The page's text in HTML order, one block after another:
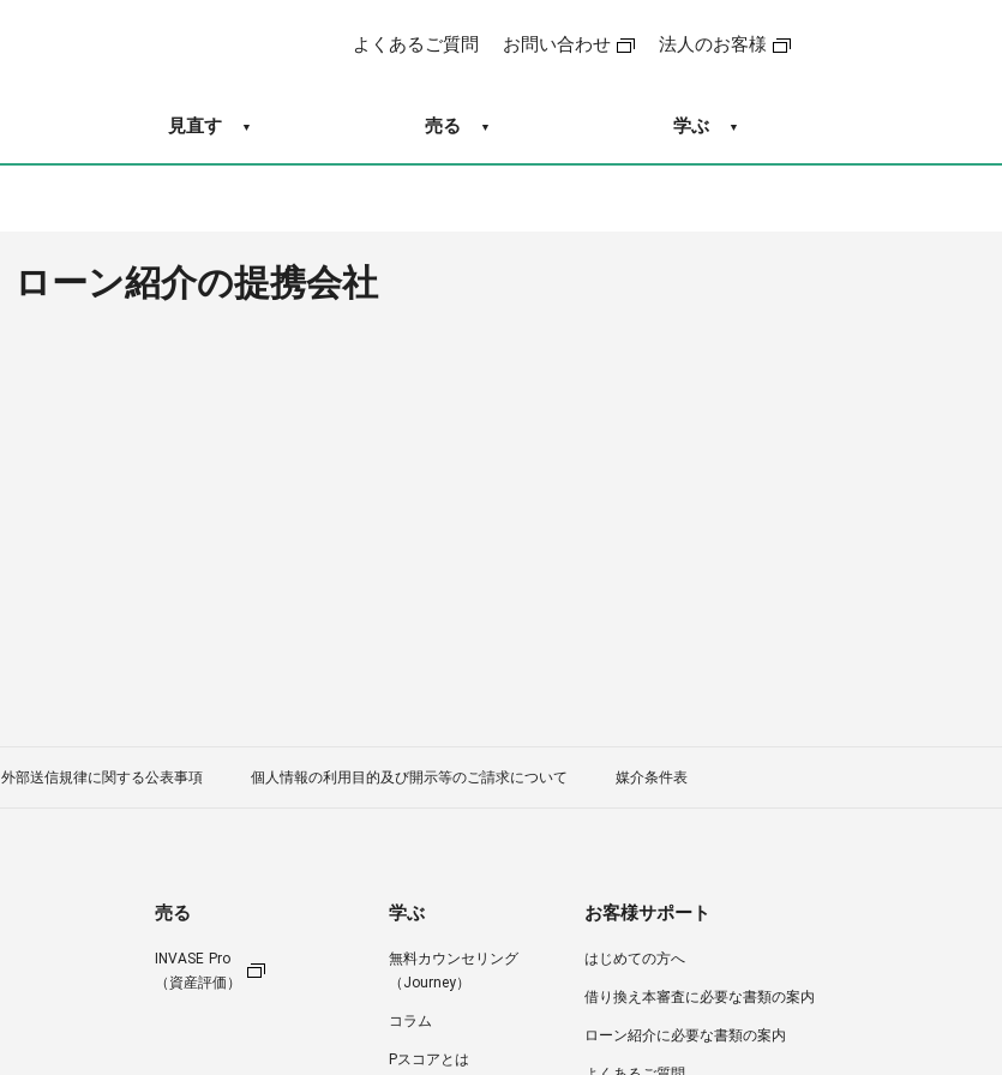
よくあるご質問 お問い合わせ 法人のお客様
見直す 売る 学ぶ
ローン紹介の提携会社
外部送信規律に関する公表事項 個人情報の利用目的及び開示等のご請求について 媒介条件表
売る
INVASE Pro
（資産評価）
学ぶ
無料カウンセリング
（Journey）
コラム
Pスコアとは
お客様サポート
はじめての方へ
借り換え本審査に必要な書類の案内
ローン紹介に必要な書類の案内